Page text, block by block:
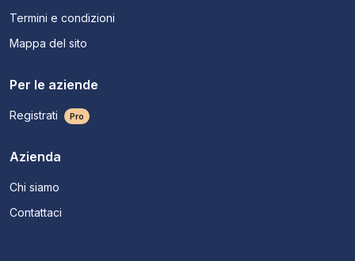
Termini e condizioni
Mappa del sito
Per le aziende
Registrati Pro
Azienda
Chi siamo
Contattaci